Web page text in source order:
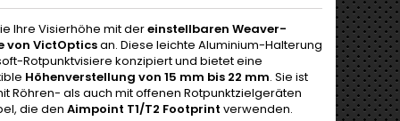
Ihre Visierhöhe mit dereinstellbaren Weaver-
von VictOpticsan. Diese leichte Aluminium-Halterung
Rotpunktvisiere konzipiert und bietet eine
Höhenverstellung von 15 mm bis 22 mm. Sie ist
Röhren- als auch mit offenen Rotpunktzielgeräten
die den Aimpoint T1/T2 Footprint verwenden.